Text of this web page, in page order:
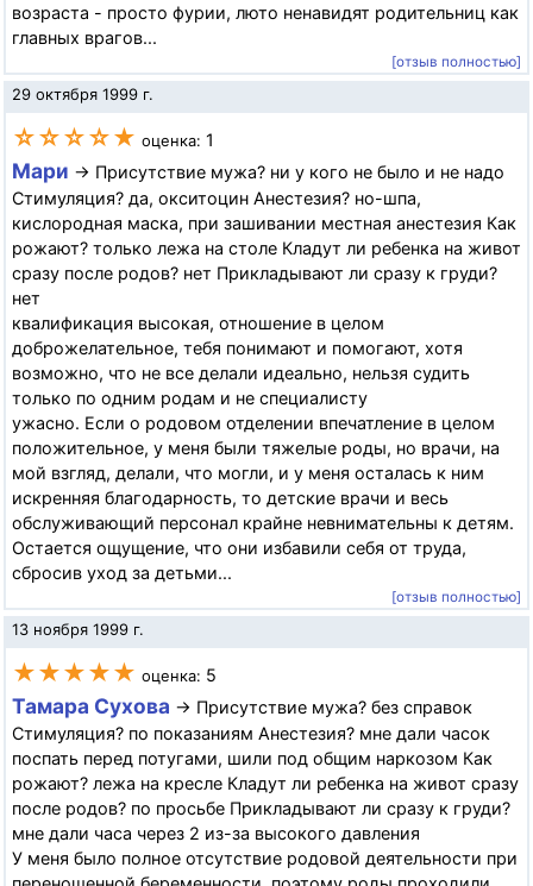
возраста - просто фурии, люто ненавидят родительниц как
главных врагов...
[отзыв полностью]
29 октября 1999 г.
☆☆☆☆★ оценка: 1
Мари → Присутствие мужа? ни у кого не было и не надо
Стимуляция? да, окситоцин Анестезия? но-шпа,
кислородная маска, при зашивании местная анестезия Как
рожают? только лежа на столе Кладут ли ребенка на живот
сразу после родов? нет Прикладывают ли сразу к груди?
нет
квалификация высокая, отношение в целом
доброжелательное, тебя понимают и помогают, хотя
возможно, что не все делали идеально, нельзя судить
только по одним родам и не специалисту
ужасно. Если о родовом отделении впечатление в целом
положительное, у меня были тяжелые роды, но врачи, на
мой взгляд, делали, что могли, и у меня осталась к ним
искренняя благодарность, то детские врачи и весь
обслуживающий персонал крайне невнимательны к детям.
Остается ощущение, что они избавили себя от труда,
сбросив уход за детьми...
[отзыв полностью]
13 ноября 1999 г.
★★★★★ оценка: 5
Тамара Сухова → Присутствие мужа? без справок
Стимуляция? по показаниям Анестезия? мне дали часок
поспать перед потугами, шили под общим наркозом Как
рожают? лежа на кресле Кладут ли ребенка на живот сразу
после родов? по просьбе Прикладывают ли сразу к груди?
мне дали часа через 2 из-за высокого давления
У меня было полное отсутствие родовой деятельности при